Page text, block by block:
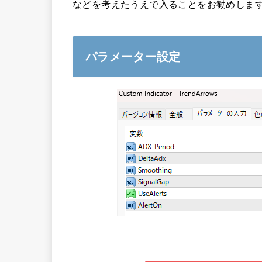
などを考えたうえで入ることをお勧めしま
パラメーター設定